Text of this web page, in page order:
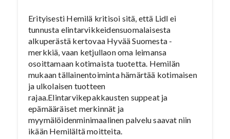
Erityisesti Hemilä kritisoi sitä, että Lidl ei
tunnusta elintarvikkeidensuomalaisesta
alkuperästä kertovaa Hyvää Suomesta -
merkkiä, vaan ketjullaon oma leimansa
osoittamaan kotimaista tuotetta. Hemilän
mukaan tällainentoiminta hämärtää kotimaisen
ja ulkolaisen tuotteen
rajaa.Elintarvikepakkausten suppeat ja
epämääräiset merkinnät ja
myymälöidenminimaalinen palvelu saavat niin
ikään Hemilältä moitteita.